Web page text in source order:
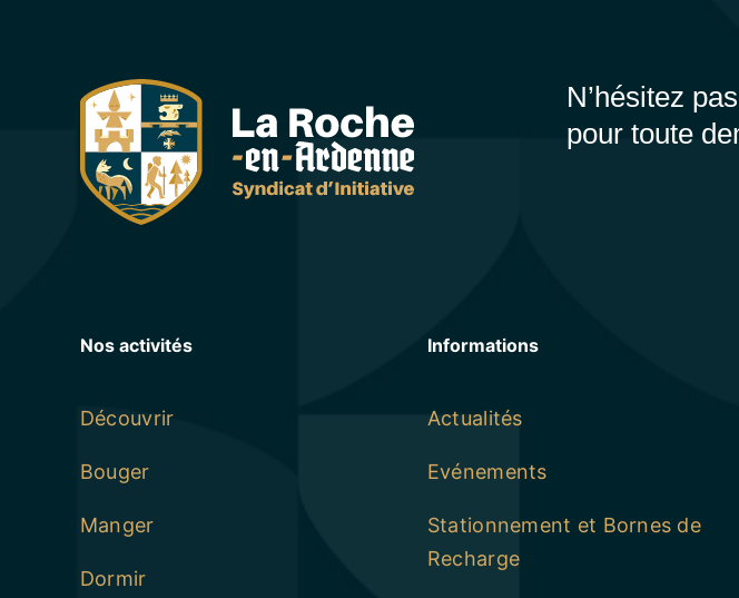
N’hésitez
pour toute
Nos activités
Découvrir
Bouger
Manger
Dormir
Informations
Actualités
Evénements
Stationnement et Bornes de
Recharge